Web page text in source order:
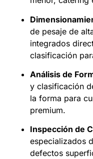
de pesaje de
integrados
clasificación
Análisis de
y clasificación
la forma para
premium.
Inspección de
especializados
defectos